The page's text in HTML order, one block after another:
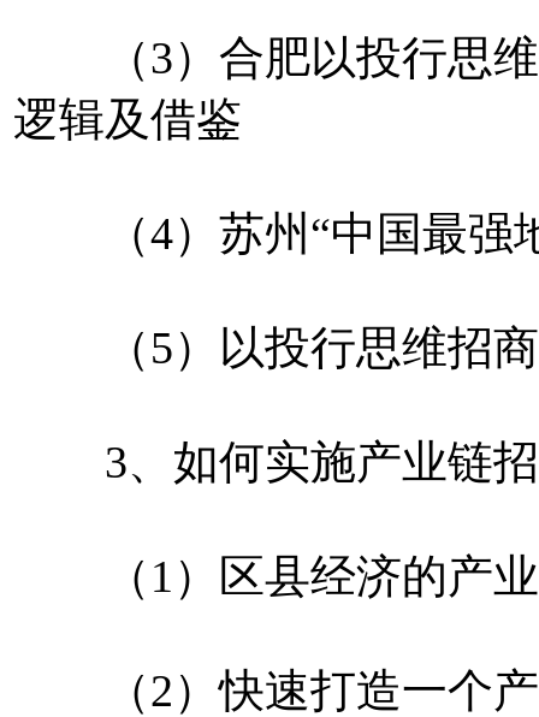
（3）合肥以投行思维
逻辑及借鉴
（4）苏州“中国最强
（5）以投行思维招商
3、如何实施产业链
（1）区县经济的产业
（2）快速打造一个产